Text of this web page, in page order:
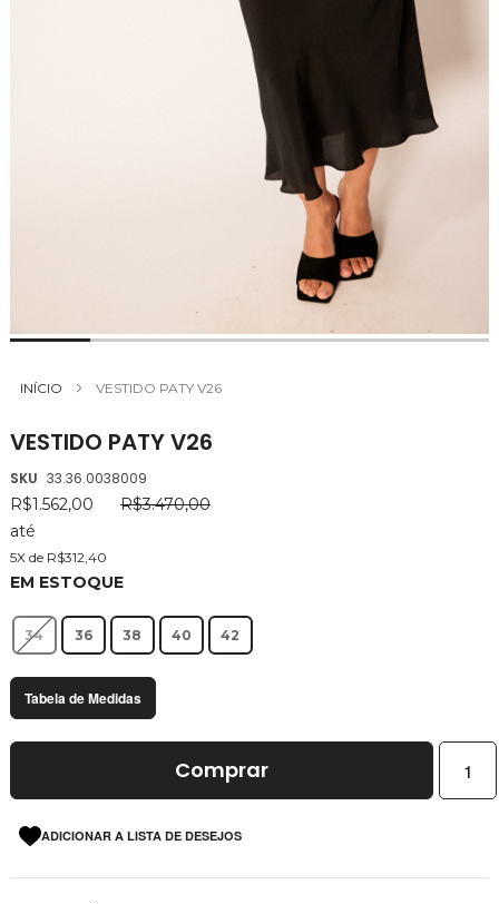
INÍCIO VESTIDO PATY V26
VESTIDO PATY V26
SKU 33.36.0038009
R$1.562,00
R$3.470,00
até
5X de R$312,40
EM ESTOQUE
34 36 38 40 42
Tabela de Medidas
Comprar
ADICIONAR A LISTA DE DESEJOS
para
da
Galeria
de
imagens